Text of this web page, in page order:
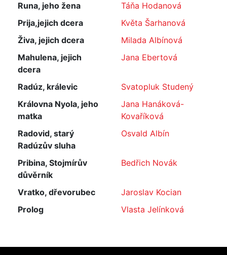
Runa, jeho žena
Táňa Hodanová
Prija,jejich dcera
Květa Šarhanová
Živa, jejich dcera
Milada Albínová
Mahulena, jejich
dcera
Jana Ebertová
Radúz, králevic
Svatopluk Studený
Královna Nyola, jeho
matka
Jana Hanáková-
Kovaříková
Radovid, starý
Radúzův sluha
Osvald Albín
Pribina, Stojmírův
důvěrník
Bedřich Novák
Vratko, dřevorubec
Jaroslav Kocian
Prolog
Vlasta Jelínková